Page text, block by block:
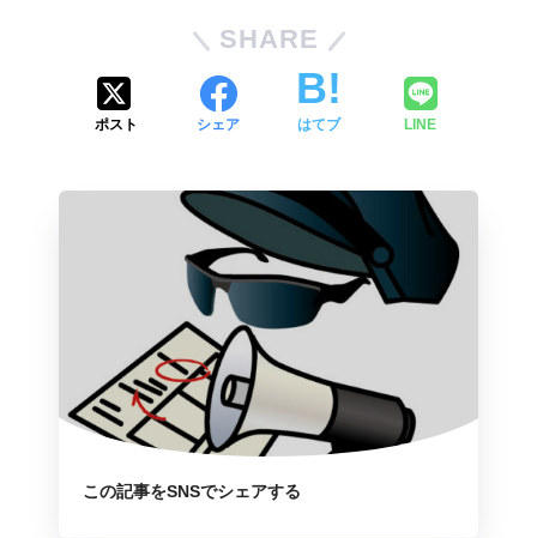
SHARE
ポスト シェア はてブ LINE
この記事をSNSでシェアする